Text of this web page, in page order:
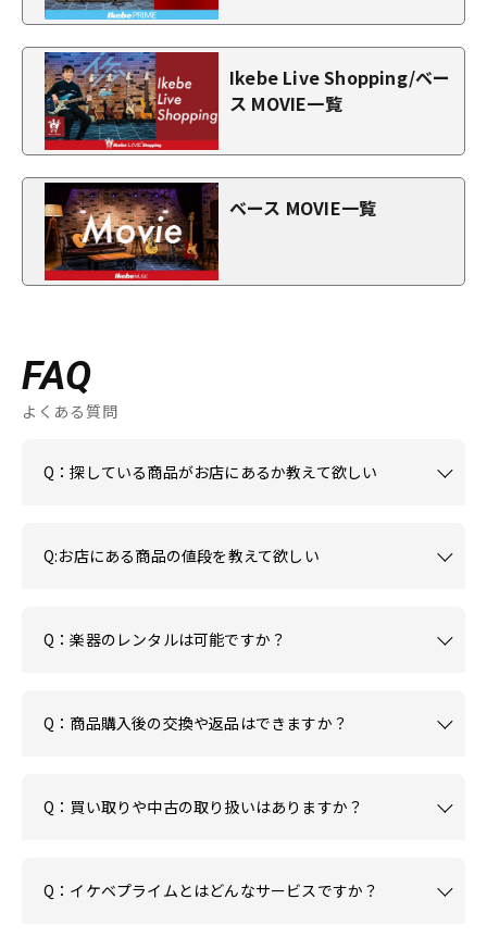
Ikebe Live Shopping/ベー
ス MOVIE一覧
ベース MOVIE一覧
FAQ
よくある質問
Q：探している商品がお店にあるか教えて欲しい
Q:お店にある商品の値段を教えて欲しい
Q：楽器のレンタルは可能ですか？
Q：商品購入後の交換や返品はできますか？
Q：買い取りや中古の取り扱いはありますか？
Q：イケベプライムとはどんなサービスですか？